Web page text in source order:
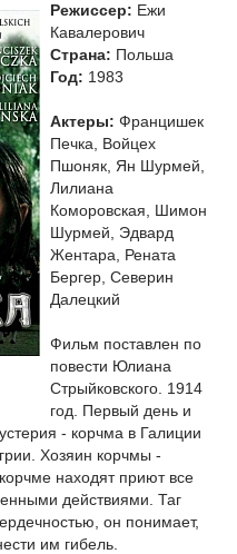
Режиссер: Ежи
Кавалерович
Страна: Польша
Год: 1983
Актеры: Францишек
Печка, Войцех
Пшоняк, Ян Шурмей,
Лилиана
Коморовская, Шимон
Шурмей, Эдвард
Жентара, Рената
Бергер, Северин
Далецкий
Фильм поставлен по
повести Юлиана
Стрыйковского. 1914
год. Первый день и
- корчма в Галиции
Хозяин корчмы -
находят приют все
действиями. Таг
он понимает,
им гибель.